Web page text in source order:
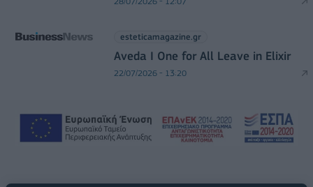
esteticamagazine.gr
Aveda I One for All Leave in Elixir
22/07/2026 - 13:20